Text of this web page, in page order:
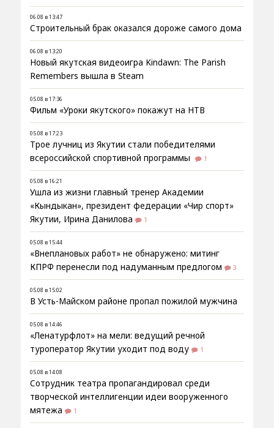
06.08 в 13:47
Строительный брак оказался дороже самого дома
06.08 в 13:20
Новый якутская видеоигра Kindawn: The Parish
Remembers вышла в Steam
05.08 в 17:36
Фильм «Уроки якутского» покажут на НТВ
05.08 в 17:23
Трое лучниц из Якутии стали победителями
всероссийской спортивной программы
1
05.08 в 16:21
Ушла из жизни главный тренер Академии
«Кындыкан», президент федерации «Чир спорт»
Якутии, Ирина Данилова
1
05.08 в 15:44
«Внеплановых работ» не обнаружено: митинг
КПРФ перенесли под надуманным предлогом
3
05.08 в 15:02
В Усть-Майском районе пропал пожилой мужчина
05.08 в 14:46
«Ленатурфлот» на мели: ведущий речной
туроператор Якутии уходит под воду
1
05.08 в 14:08
Сотрудник театра пропагандировал среди
творческой интеллигенции идеи вооруженного
мятежа
1